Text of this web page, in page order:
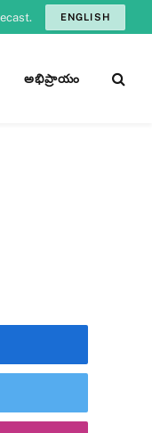
ENGLISH
అభిప్రాయం